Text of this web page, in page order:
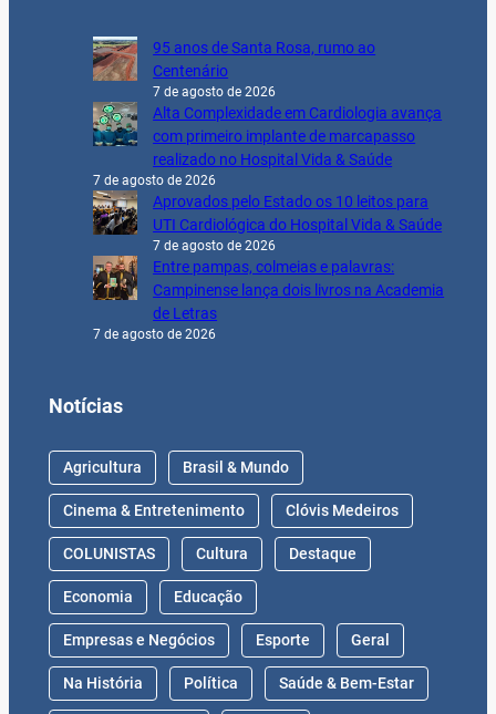
95 anos de Santa Rosa, rumo ao
Centenário
7 de agosto de 2026
Alta Complexidade em Cardiologia avança
com primeiro implante de marcapasso
realizado no Hospital Vida & Saúde
7 de agosto de 2026
Aprovados pelo Estado os 10 leitos para
UTI Cardiológica do Hospital Vida & Saúde
7 de agosto de 2026
Entre pampas, colmeias e palavras:
Campinense lança dois livros na Academia
de Letras
7 de agosto de 2026
Notícias
Agricultura Brasil & Mundo
Cinema & Entretenimento Clóvis Medeiros
COLUNISTAS Cultura Destaque
Economia Educação
Empresas e Negócios Esporte Geral
Na História Política Saúde & Bem-Estar